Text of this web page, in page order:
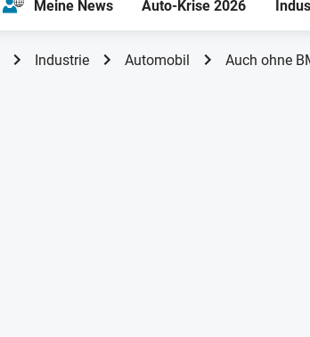
Meine News Auto-Krise 2026
Industrie Automobil Auch ohne